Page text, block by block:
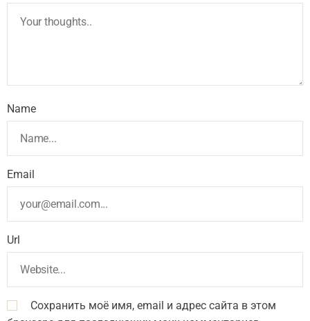
Name
Email
Url
Сохранить моё имя, email и адрес сайта в этом